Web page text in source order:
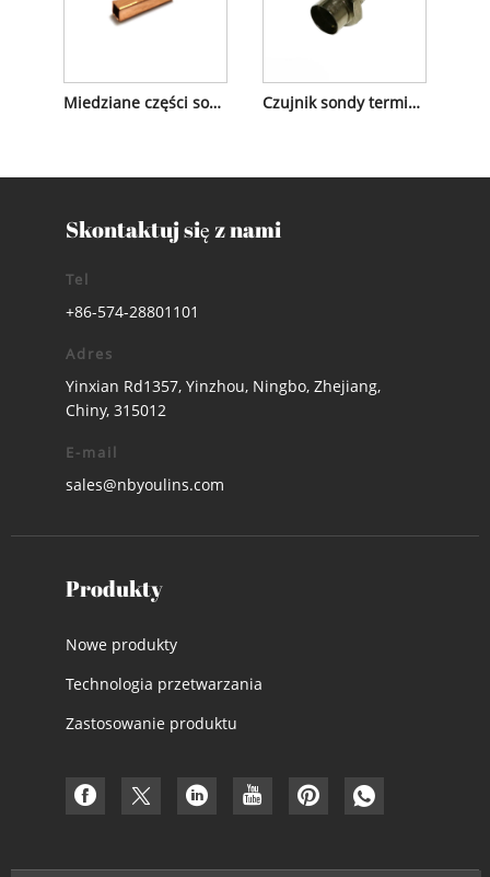
Miedziane części sondy czujnika Czujnik sondy termistorowej
Skontaktuj się z nami
Tel
+86-574-28801101
Adres
Yinxian Rd1357, Yinzhou, Ningbo, Zhejiang,
Chiny, 315012
E-mail
sales@nbyoulins.com
Produkty
Nowe produkty
Technologia przetwarzania
Zastosowanie produktu